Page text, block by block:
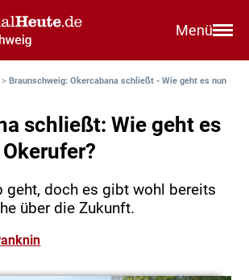
Menü
>Braunschweig: Okercabana schließt - Wie geht es nun
schließt: Wie geht es
geht, doch es gibt wohl bereits
über die Zukunft.